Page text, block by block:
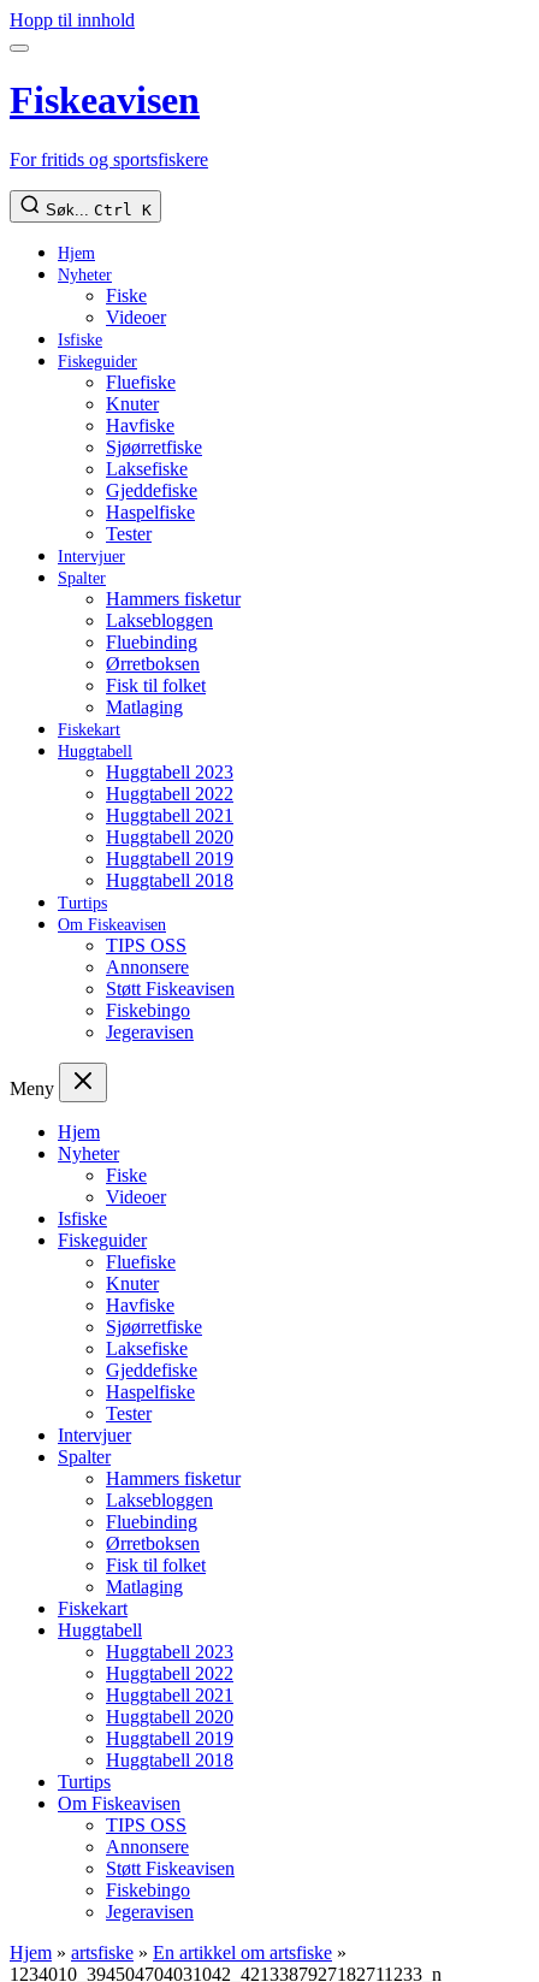
Hopp til innhold
Fiskeavisen
For fritids og sportsfiskere
Søk... Ctrl K
Hjem
Nyheter
Fiske
Videoer
Isfiske
Fiskeguider
Fluefiske
Knuter
Havfiske
Sjøørretfiske
Laksefiske
Gjeddefiske
Haspelfiske
Tester
Intervjuer
Spalter
Hammers fisketur
Laksebloggen
Fluebinding
Ørretboksen
Fisk til folket
Matlaging
Fiskekart
Huggtabell
Huggtabell 2023
Huggtabell 2022
Huggtabell 2021
Huggtabell 2020
Huggtabell 2019
Huggtabell 2018
Turtips
Om Fiskeavisen
TIPS OSS
Annonsere
Støtt Fiskeavisen
Fiskebingo
Jegeravisen
Meny
Hjem
Nyheter
Fiske
Videoer
Isfiske
Fiskeguider
Fluefiske
Knuter
Havfiske
Sjøørretfiske
Laksefiske
Gjeddefiske
Haspelfiske
Tester
Intervjuer
Spalter
Hammers fisketur
Laksebloggen
Fluebinding
Ørretboksen
Fisk til folket
Matlaging
Fiskekart
Huggtabell
Huggtabell 2023
Huggtabell 2022
Huggtabell 2021
Huggtabell 2020
Huggtabell 2019
Huggtabell 2018
Turtips
Om Fiskeavisen
TIPS OSS
Annonsere
Støtt Fiskeavisen
Fiskebingo
Jegeravisen
Hjem » artsfiske » En artikkel om artsfiske »
1234010_394504704031042_4213387927182711233_n